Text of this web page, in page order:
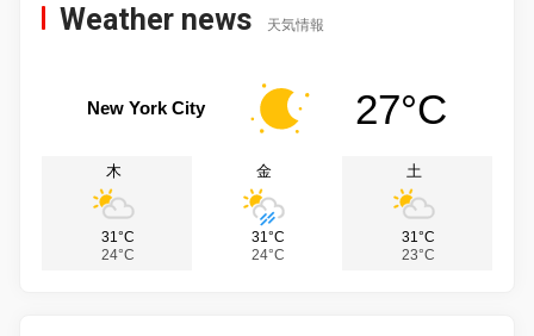
Weather news 天気情報
New York City 27°C
木
31°C
24°C
金
31°C
24°C
土
31°C
23°C